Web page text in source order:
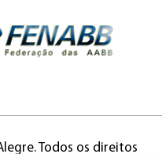
Todos os direitos